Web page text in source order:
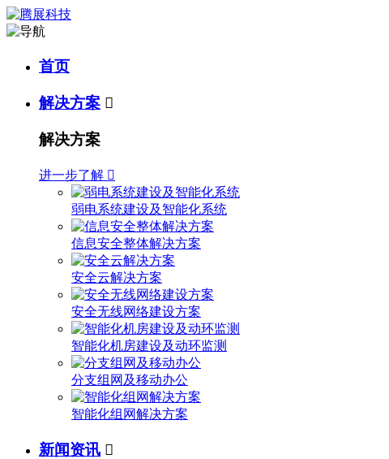
首页
解决方案 
解决方案
进一步了解 
弱电系统建设及智能化系统
信息安全整体解决方案
安全云解决方案
安全无线网络建设方案
智能化机房建设及动环监测
分支组网及移动办公
智能化组网解决方案
新闻资讯 